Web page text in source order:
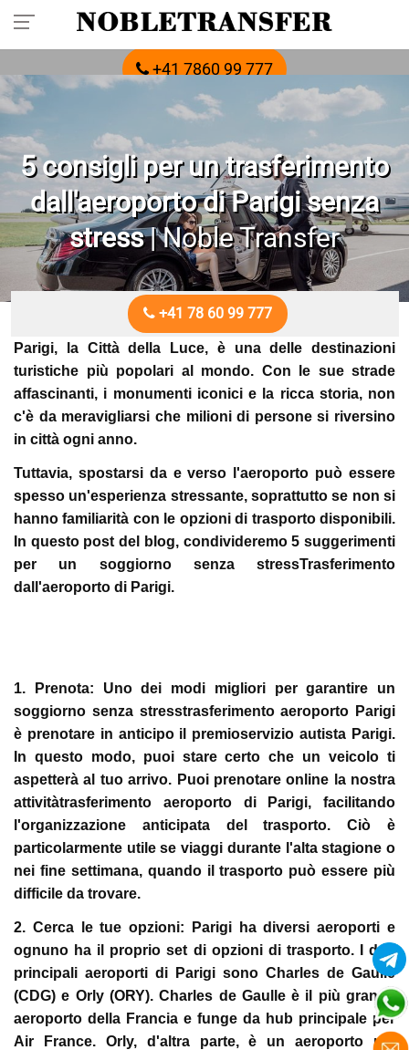
Prenota in anticipo il tuo trasferimento privato:
chiama
+41 7860 99 777
5 consigli per un trasferimento
dall'aeroporto di Parigi senza
stress| Noble Transfer
+41 78 60 99 777
Parigi, la Città della Luce, è una delle destinazioni
turistiche più popolari al mondo. Con le sue strade
affascinanti, i monumenti iconici e la ricca storia, non
c'è da meravigliarsi che milioni di persone si riversino
in città ogni anno.
Tuttavia, spostarsi da e verso l'aeroporto può essere
spesso un'esperienza stressante, soprattutto se non si
hanno familiarità con le opzioni di trasporto disponibili.
In questo post del blog, condivideremo 5 suggerimenti
per un soggiorno senza stressTrasferimento
dall'aeroporto di Parigi.
1. Prenota: Uno dei modi migliori per garantire un
soggiorno senza stresstrasferimento aeroporto Parigi
è prenotare in anticipo il premioservizio autista Parigi.
In questo modo, puoi stare certo che un veicolo ti
aspetterà al tuo arrivo. Puoi prenotare online la nostra
attivitàtrasferimento aeroporto di Parigi, facilitando
l'organizzazione anticipata del trasporto. Ciò è
particolarmente utile se viaggi durante l'alta stagione o
nei fine settimana, quando il trasporto può essere più
difficile da trovare.
2. Cerca le tue opzioni:
Parigi ha diversi aeroporti e
ognuno ha il proprio set di opzioni di trasporto. I due
principali aeroporti di Parigi sono Charles de Gaulle
(CDG) e Orly (ORY). Charles de Gaulle è il più grande
aeroporto della Francia e funge da hub principale per
Air France. Orly, d'altra parte, è un aeroporto più